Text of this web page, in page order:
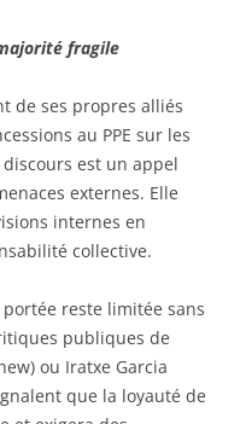
fragile
de ses propres alliés
au PPE sur les
est un appel
externes. Elle
internes en
collective.
reste limitée sans
publiques de
ou Iratxe Garcia
que la loyauté de